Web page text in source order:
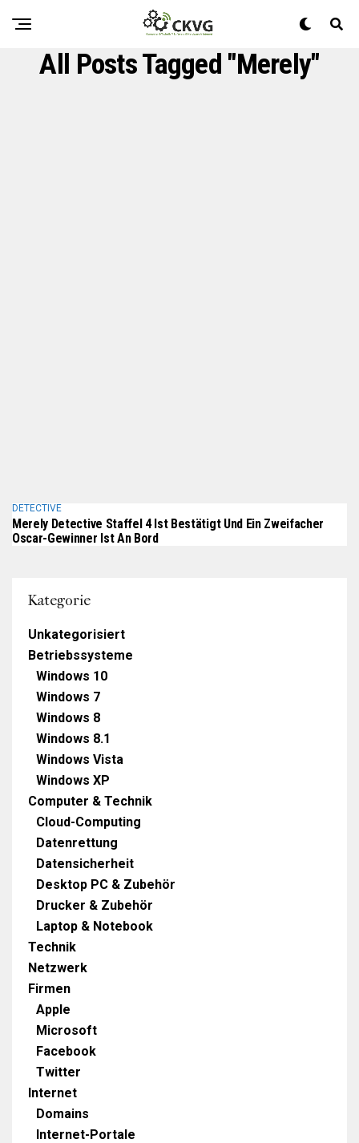
All Posts Tagged "Merely"
DETECTIVE
Merely Detective Staffel 4 Ist Bestätigt Und Ein Zweifacher
Oscar-Gewinner Ist An Bord
Kategorie
Unkategorisiert
Betriebssysteme
Windows 10
Windows 7
Windows 8
Windows 8.1
Windows Vista
Windows XP
Computer & Technik
Cloud-Computing
Datenrettung
Datensicherheit
Desktop PC & Zubehör
Drucker & Zubehör
Laptop & Notebook
Technik
Netzwerk
Firmen
Apple
Microsoft
Facebook
Twitter
Internet
Domains
Internet-Portale